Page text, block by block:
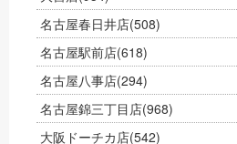
名古屋春日井店(508)
名古屋駅前店(618)
名古屋八事店(294)
名古屋錦三丁目店(968)
大阪ドーチカ店(542)